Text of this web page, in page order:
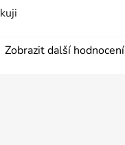
Zobrazit další hodnocení